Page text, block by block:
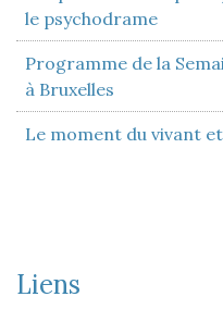
le psychodrame
Programme de la
à Bruxelles
Le moment du vivant
Liens